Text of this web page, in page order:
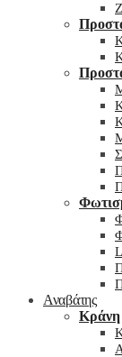
Αναβάτης
Κράνη